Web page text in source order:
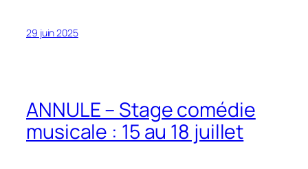
29 juin 2025
ANNULE – Stage comédie
musicale : 15 au 18 juillet